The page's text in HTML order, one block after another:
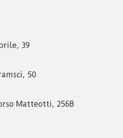
39
50
Matteotti, 256B